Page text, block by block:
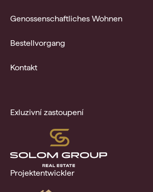
Genossenschaftliches Wohnen
Bestellvorgang
Kontakt
Exluzivní zastoupení
Projektentwickler